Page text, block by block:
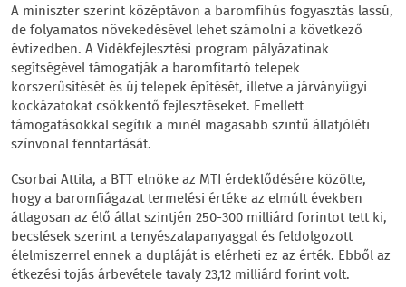
A miniszter szerint középtávon a baromfihús fogyasztás lassú,
de folyamatos növekedésével lehet számolni a következő
évtizedben. A Vidékfejlesztési program pályázatinak
segítségével támogatják a baromfitartó telepek
korszerűsítését és új telepek építését, illetve a járványügyi
kockázatokat csökkentő fejlesztéseket. Emellett
támogatásokkal segítik a minél magasabb szintű állatjóléti
színvonal fenntartását.
Csorbai Attila, a BTT elnöke az MTI érdeklődésére közölte,
hogy a baromfiágazat termelési értéke az elmúlt években
átlagosan az élő állat szintjén 250-300 milliárd forintot tett ki,
becslések szerint a tenyészalapanyaggal és feldolgozott
élelmiszerrel ennek a dupláját is elérheti ez az érték. Ebből az
étkezési tojás árbevétele tavaly 23,12 milliárd forint volt.